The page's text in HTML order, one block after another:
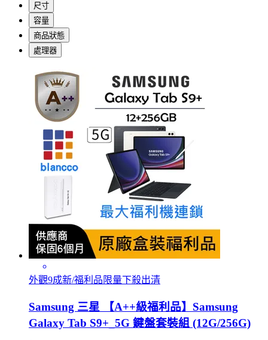
尺寸
容量
商品狀態
處理器
外觀9成新/福利品限量下殺出清
Samsung 三星 【A++級福利品】Samsung
Galaxy Tab S9+_5G 鍵盤套裝組 (12G/256G)